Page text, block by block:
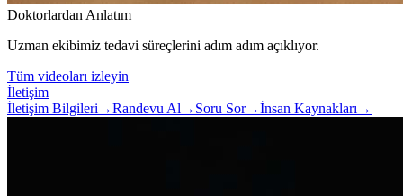
Doktorlardan Anlatım
Uzman ekibimiz tedavi süreçlerini adım adım açıklıyor.
Tüm videoları izleyin
İletişim
İletişim Bilgileri →Randevu Al → Soru Sor→İnsan Kaynakları →